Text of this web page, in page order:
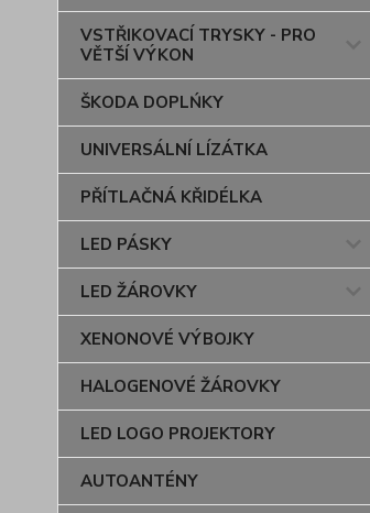
VSTŘIKOVACÍ TRYSKY - PRO
VĚTŠÍ VÝKON
ŠKODA DOPLŃKY
UNIVERSÁLNÍ LÍZÁTKA
PŘÍTLAČNÁ KŘIDÉLKA
LED PÁSKY
LED ŽÁROVKY
XENONOVÉ VÝBOJKY
HALOGENOVÉ ŽÁROVKY
LED LOGO PROJEKTORY
AUTOANTÉNY